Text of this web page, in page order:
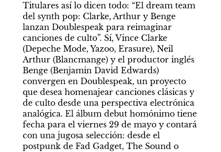
Titulares así lo dicen todo: “El dream team
del synth pop: Clarke, Arthur y Benge
lanzan Doublespeak para reimaginar
canciones de culto”. Sí, Vince Clarke
(Depeche Mode, Yazoo, Erasure), Neil
Arthur (Blancmange) y el productor inglés
Benge (Benjamin David Edwards)
convergen en Doublespeak, un proyecto
que desea homenajear canciones clásicas y
de culto desde una perspectiva electrónica
analógica. El álbum debut homónimo tiene
fecha para el viernes 29 de mayo y contará
con una jugosa selección: desde el
postpunk de Fad Gadget, The Sound o